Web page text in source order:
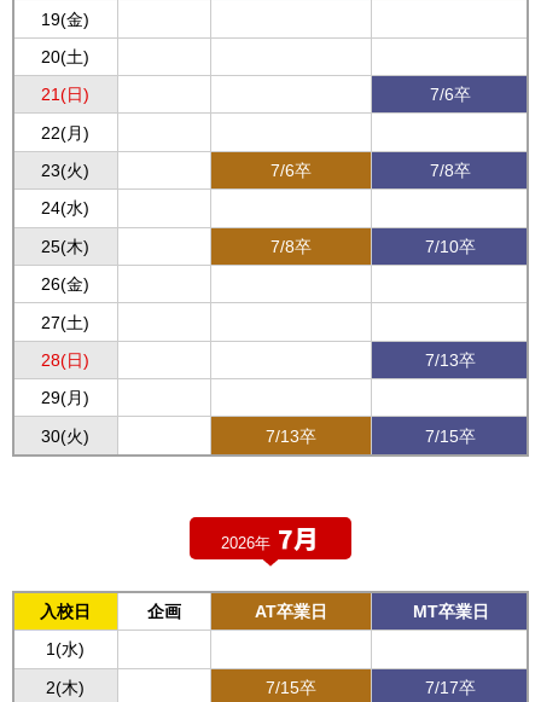
19(金)
20(土)
21(日)
7/6卒
22(月)
23(火)
7/6卒
7/8卒
24(水)
25(木)
7/8卒
7/10卒
26(金)
27(土)
28(日)
7/13卒
29(月)
30(火)
7/13卒 7/15卒
2026年 7月
入校日 企画 AT卒業日
MT卒業日
1(水)
2(木)
7/15卒
7/17卒